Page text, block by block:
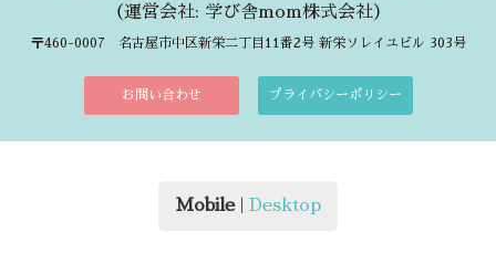
（運営会社: 学び舎mom株式会社）
〒460-0007 名古屋市中区新栄二丁目11番2号 新栄ソレイユビル 303号
お問い合わせ プライバシーポリシー
Mobile| Desktop